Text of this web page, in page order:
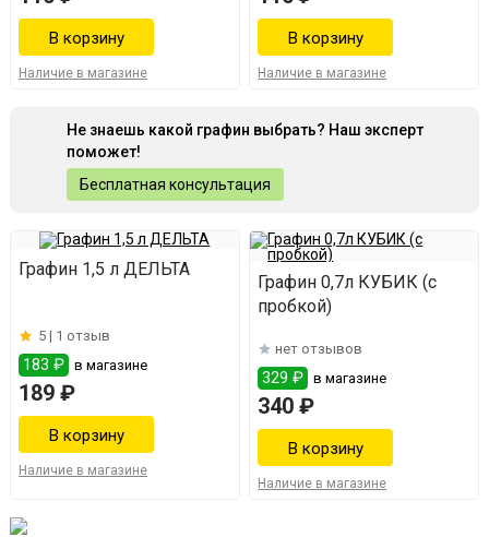
Наличие в магазине Наличие в магазине
Не знаешь какой графин выбрать? Наш эксперт
поможет!
Бесплатная консультация
Графин 1,5 л ДЕЛЬТА
5 | 1 отзыв
183 ₽ в магазине
189 ₽
Наличие в магазине
Графин 0,7л КУБИК (с
пробкой)
нет отзывов
329 ₽ в магазине
340 ₽
Наличие в магазине